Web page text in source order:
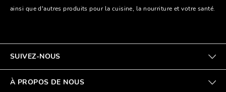
ainsi que d'autres produits pour la cuisine, la nourriture et votre santé.
SUIVEZ-NOUS
À PROPOS DE NOUS